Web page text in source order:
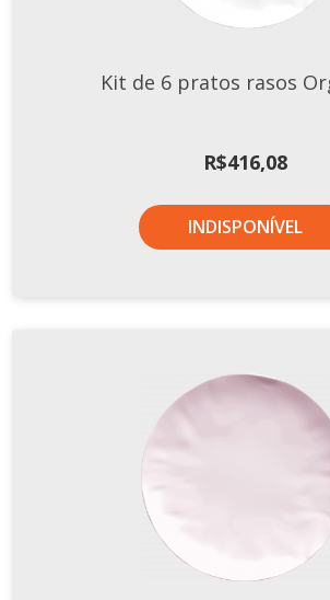
Kit de 6 pratos rasos
R$416,08
INDISPONÍVEL